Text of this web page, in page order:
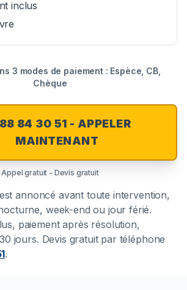
inclus
3 modes de paiement : Espèce, CB,
Chèque
84 30 51 - APPELER
MAINTENANT
Appel gratuit - Devis gratuit
annoncé avant toute intervention,
week-end ou jour férié.
paiement après résolution,
jours. Devis gratuit par téléphone
.